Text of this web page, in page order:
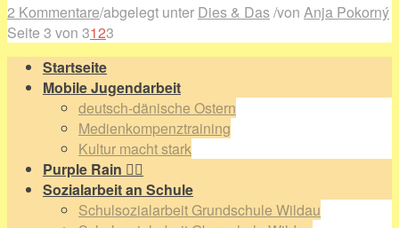
2 Kommentare/abgelegt unter Dies & Das/von Anja Pokorný
Seite 3 von 3123
Startseite
Mobile Jugendarbeit
deutsch-dänische Ostern
Medienkompenztraining
Kultur macht stark
Purple Rain 🏳️‍🌈
Sozialarbeit an Schule
Schulsozialarbeit Grundschule Wildau